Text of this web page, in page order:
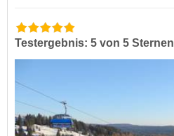
Testergebnis: 5 von 5 Sternen